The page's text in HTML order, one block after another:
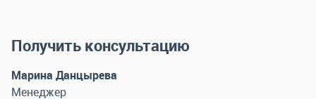
Получить консультацию
Марина Данцырева
Менеджер